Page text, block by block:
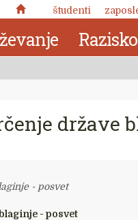
študenti
države
- posvet
- posvet